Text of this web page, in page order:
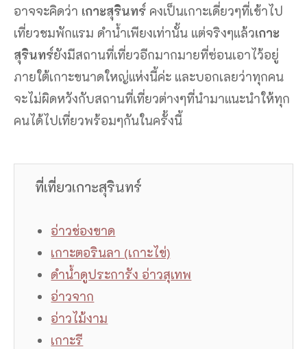
อาจจะคิดว่า เกาะสุรินทร์ คงเป็นเกาะเดี่ยวๆที่เข้าไป
เที่ยวชมพักแรม ดำน้ำเพียงเท่านั้น แต่จริงๆแล้วเกาะ
สุรินทร์ยังมีสถานที่เที่ยวอีกมากมายที่ซ่อนเอาไว้อยู่
ภายใต้เกาะขนาดใหญ่แห่งนี้ค่ะ และบอกเลยว่าทุกคน
จะไม่ผิดหวังกับสถานที่เที่ยวต่างๆที่นำมาแนะนำให้ทุก
คนได้ไปเที่ยวพร้อมๆกันในครั้งนี้
ที่เที่ยวเกาะสุรินทร์
อ่าวช่องขาด
เกาะตอรินลา (เกาะไข่)
ดำน้ำดูประการัง อ่าวสุเทพ
อ่าวจาก
อ่าวไม้งาม
เกาะรี